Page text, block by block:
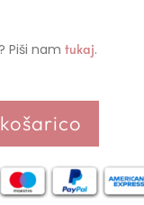
Piši nam tukaj.